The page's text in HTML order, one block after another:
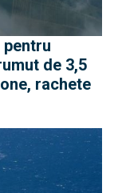
de 3,5
rachete